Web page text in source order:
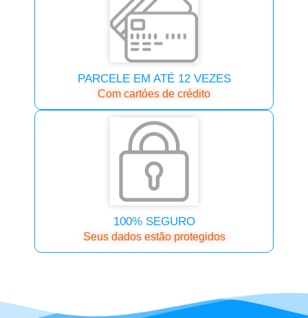
PARCELE EM ATÉ 12 VEZES
Com cartóes de crédito
100% SEGURO
Seus dados estão protegidos